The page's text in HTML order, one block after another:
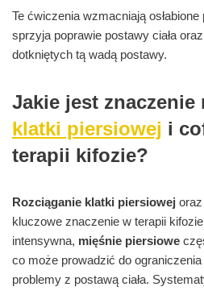
Te ćwiczenia wzmacniają
sprzyja poprawie postawy ciała
dotkniętych tą wadą postawy.
Jakie jest znaczenie
klatki piersiowej i
terapii kifozie?
Rozciąganie klatki piersiowej oraz
kluczowe znaczenie w terapii
intensywna, mięśnie piersiowe
co może prowadzić do ograniczenia
problemy z postawą ciała.